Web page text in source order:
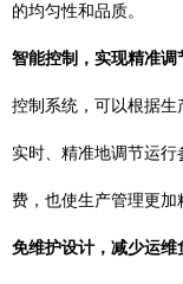
的均匀性和品质。
智能控制，实现精准调
控制系统，可以根据生
实时、精准地调节运行
费，也使生产管理更加
免维护设计，减少运维